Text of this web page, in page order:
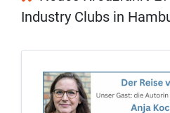
Industry Clubs in